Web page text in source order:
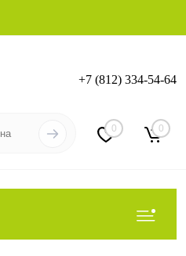
Вход Регистрация
+7 (812) 334-54-64
0 0